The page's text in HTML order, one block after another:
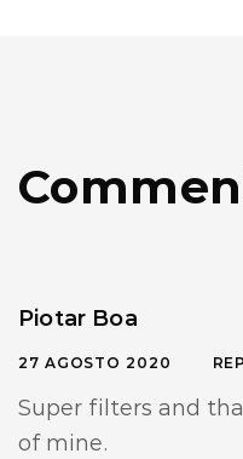
Piotar Boa
27 AGOSTO 2020
Super filters and
of mine.